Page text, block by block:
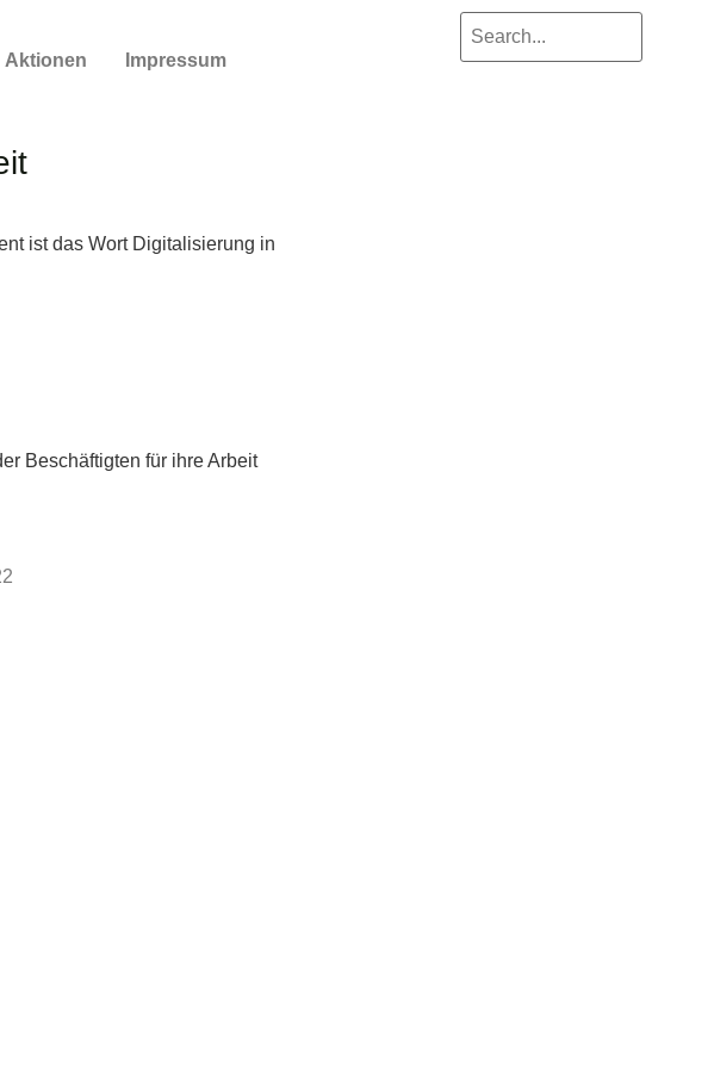
Aktionen Impressum
ist das Wort Digitalisierung in
Beschäftigten für ihre Arbeit